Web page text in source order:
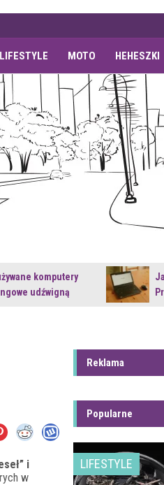
LIFESTYLE MOTO HEHESZKI
komputery
udźwigną
i
w
Reklama
Popularne
LIFESTYLE